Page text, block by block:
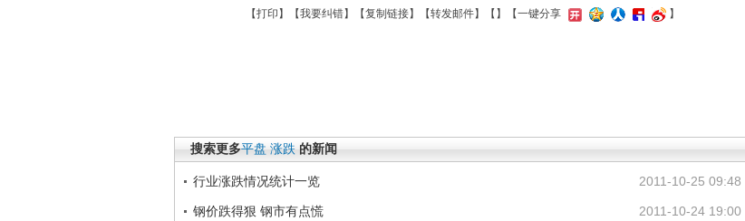
【打印 】【我要纠错】【复制链接】【转发邮件】【 】 【一键分享 】
搜索更多平盘 涨跌 的新闻
2011-10-25 09:48
行业涨跌情况统计一览
2011-10-24 19:00
钢价跌得狠 钢市有点慌